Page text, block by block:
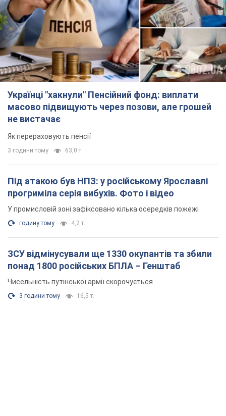
Як перераховують пенсії
3 години тому 63,0 т.
Під атакою був НПЗ: у російському Ярославлі
прогриміла серія вибухів. Фото і відео
У промисловій зоні зафіксовано кілька осередків пожежі
годину тому 4,2 т.
ЗСУ відмінусували ще 1330 окупантів та збили
понад 1800 російських БПЛА – Генштаб
Чисельність путінської армії скорочується
3 години тому 16,5 т.